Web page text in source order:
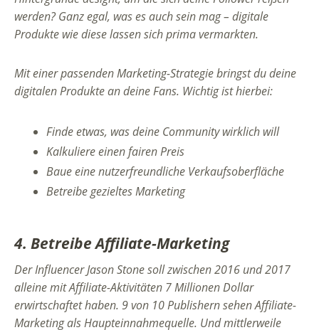
werden? Ganz egal, was es auch sein mag – digitale
Produkte wie diese lassen sich prima vermarkten.
Mit einer passenden Marketing-Strategie bringst du deine
digitalen Produkte an deine Fans. Wichtig ist hierbei:
Finde etwas, was deine Community wirklich will
Kalkuliere einen fairen Preis
Baue eine nutzerfreundliche Verkaufsoberfläche
Betreibe gezieltes Marketing
4. Betreibe Affiliate-Marketing
Der Influencer Jason Stone soll zwischen 2016 und 2017
alleine mit Affiliate-Aktivitäten 7 Millionen Dollar
erwirtschaftet haben. 9 von 10 Publishern sehen Affiliate-
Marketing als Haupteinnahmequelle. Und mittlerweile